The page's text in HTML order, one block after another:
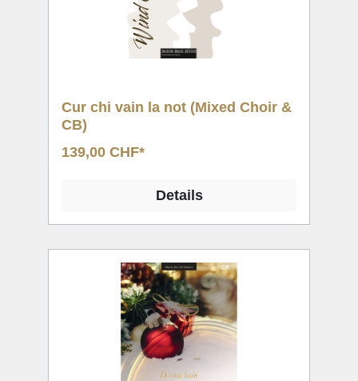
Cur chi vain la not (Mixed Choir &
CB)
139,00 CHF*
Details